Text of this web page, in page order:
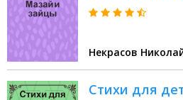
Некрасов
Стихи для